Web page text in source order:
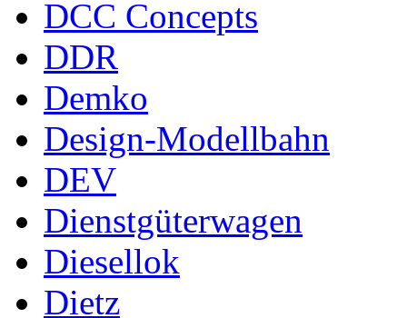
DCC Concepts
DDR
Demko
Design-Modellbahn
DEV
Dienstgüterwagen
Diesellok
Dietz